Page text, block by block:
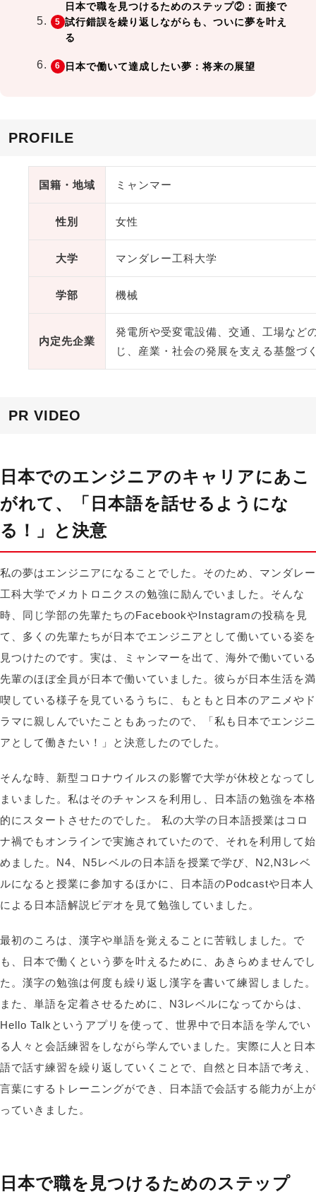
日本で職を見つけるためのステップ②：面接で
試行錯誤を繰り返しながらも、ついに夢を叶え
る
日本で働いて達成したい夢：将来の展望
PROFILE
国籍・地域 ミャンマー
性別 女性
大学 マンダレー工科大学
学部 機械
内定先企業
発電所や受変電設備、交通、工場など
じ、産業・社会の発展を支える基盤づ
PR VIDEO
日本でのエンジニアのキャリアにあこ
がれて、
「 日本語を話せるようにな
る！
」 と決意
私の夢はエンジニアになることでした。そのため、マンダレー
工科大学でメカトロニクスの勉強に励んでいました。そんな
時、同じ学部の先輩たちのFacebookやInstagramの投稿を見
て、多くの先輩たちが日本でエンジニアとして働いている姿を
見つけたのです 。 実は、ミャンマーを出て、海外で働いている
先輩のほぼ全員が日本で働いていました。彼らが日本生活を満
喫している様子を見ているうちに
もともと日本のアニメやド
ラマに親しんでいたこともあったので、「私も日本でエンジニ
アとして働きたい！」と決意したのでした 。
そんな時、新型コロナウイルスの影響で大学が休校となってし
まいました。私はそのチャンスを利用し、日本語の勉強を本格
的にスタートさせたのでした。
私の大学の日本語授業はコロ
ナ禍でもオンラインで実施されていたので、それを利用して始
めました。N4、N5レベルの日本語を授業で学び、N2,N3レベ
ルになると授業に参加するほかに、日本語のPodcastや日本人
による日本語解説ビデオを見て勉強していました。
最初のころは、漢字や単語を覚えることに苦戦しました。で
も、日本で働くという夢を叶えるために、あきらめませんでし
た。漢字の勉強は何度も繰り返し漢字を書いて練習しました。
また、単語を定着させるために、N3レベルになってからは、
Hello Talkというアプリを使って、世界中で日本語を学んでい
る人々と会話練習をしながら学んでいました。実際に人と日本
語で話す練習を繰り返していくことで、自然と日本語で考え、
言葉にするトレーニングができ、日本語で会話する能力が上が
っていきました。
日本で職を見つけるためのステップ